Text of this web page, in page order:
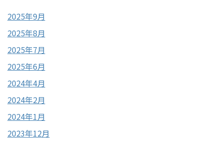
2025年9月
2025年8月
2025年7月
2025年6月
2024年4月
2024年2月
2024年1月
2023年12月